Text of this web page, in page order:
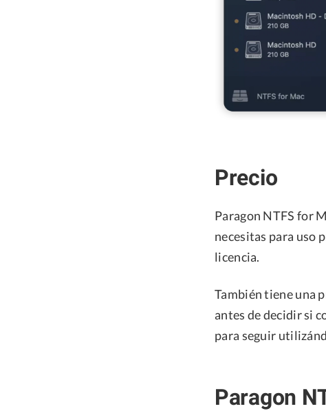
Precio
Paragon NTFS for
necesitas para uso
licencia.
También tiene una
antes de decidir si
para seguir
Paragon